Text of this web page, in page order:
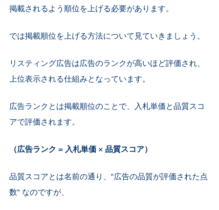
掲載されるよう順位を上げる必要があります。
では掲載順位を上げる方法について見ていきましょう。
リスティング広告は広告のランクが高いほど評価され、
上位表示される仕組みとなっています。
広告ランクとは掲載順位のことで、入札単価と品質スコ
アで評価されます。
（広告ランク = 入札単価 × 品質スコア）
品質スコアとは名前の通り、"広告の品質が評価された点
数" なのですが、